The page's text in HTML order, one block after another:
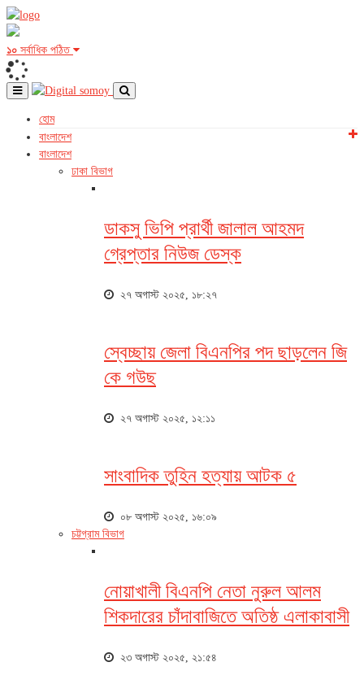
১০ সর্বাধিক পঠিত
হোম
বাংলাদেশ
বাংলাদেশ
ঢাকা বিভাগ
ডাকসু ভিপি প্রার্থী জালাল আহমদ
গ্রেপ্তার নিউজ ডেস্ক
২৭ অগাস্ট ২০২৫, ১৮:২৭
স্বেচ্ছায় জেলা বিএনপির পদ ছাড়লেন জি
কে গউছ
২৭ অগাস্ট ২০২৫, ১২:১১
সাংবাদিক তুহিন হত্যায় আটক ৫
০৮ অগাস্ট ২০২৫, ১৬:০৯
চট্টগ্রাম বিভাগ
নোয়াখালী বিএনপি নেতা নুরুল আলম
শিকদারের চাঁদাবাজিতে অতিষ্ঠ এলাকাবাসী
২৩ অগাস্ট ২০২৫, ২১:৫৪